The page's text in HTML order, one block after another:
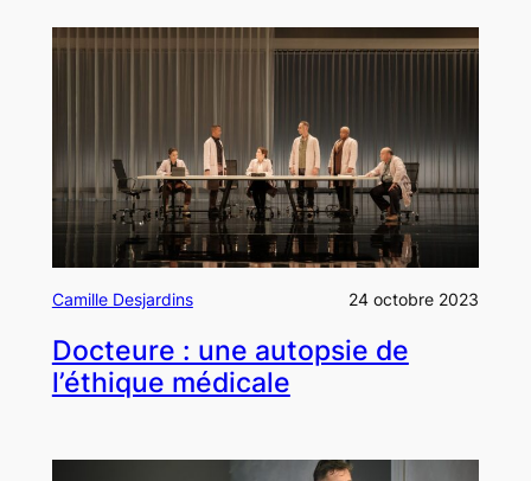
Camille Desjardins 24 octobre 2023
Docteure : une autopsie de
l’éthique médicale